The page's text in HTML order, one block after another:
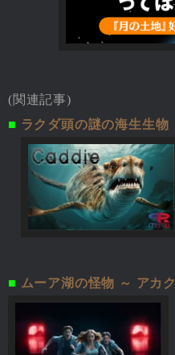
(関連記事)
■ ラクダ頭の謎の海生生物
■ ムーア湖の怪物 ～ アカ